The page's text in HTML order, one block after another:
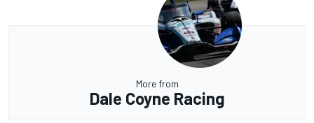
More from
Dale Coyne Racing